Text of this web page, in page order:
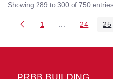
Showing 289 to 300 of 750 entries.
Page
1 Intermediate
Page
24 25
PRBB BUILDING